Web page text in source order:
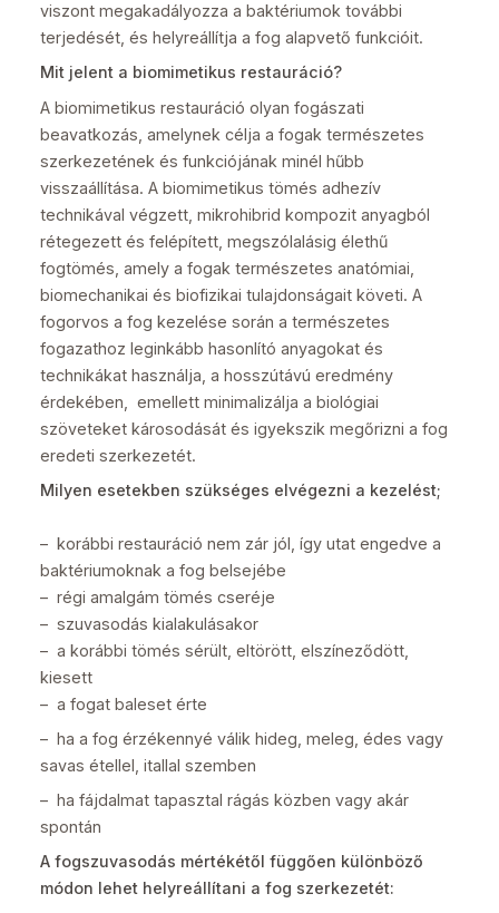
viszont megakadályozza a baktériumok további
terjedését, és helyreállítja a fog alapvető funkcióit.
Mit jelent a biomimetikus restauráció?
A biomimetikus restauráció olyan fogászati
beavatkozás, amelynek célja a fogak természetes
szerkezetének és funkciójának minél hűbb
visszaállítása. A biomimetikus tömés adhezív
technikával végzett, mikrohibrid kompozit anyagból
rétegezett és felépített, megszólalásig élethű
fogtömés, amely a fogak természetes anatómiai,
biomechanikai és biofizikai tulajdonságait követi. A
fogorvos a fog kezelése során a természetes
fogazathoz leginkább hasonlító anyagokat és
technikákat használja, a hosszútávú eredmény
érdekében, emellett minimalizálja a biológiai
szöveteket károsodását és igyekszik megőrizni a fog
eredeti szerkezetét.
Milyen esetekben szükséges elvégezni a kezelést;
– korábbi restauráció nem zár jól, így utat engedve a
baktériumoknak a fog belsejébe
– régi amalgám tömés cseréje
– szuvasodás kialakulásakor
– a korábbi tömés sérült, eltörött, elszíneződött,
kiesett
– a fogat baleset érte
– ha a fog érzékennyé válik hideg, meleg, édes vagy
savas étellel, itallal szemben
– ha fájdalmat tapasztal rágás közben vagy akár
spontán
A fogszuvasodás mértékétől függően különböző
módon lehet helyreállítani a fog szerkezetét: